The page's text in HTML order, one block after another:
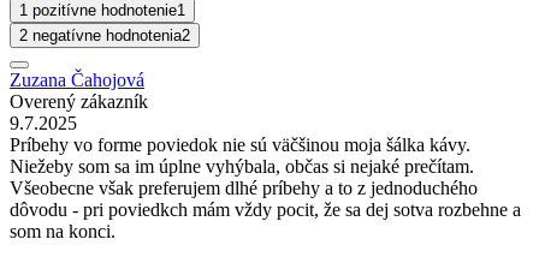
1 pozitívne hodnotenie1
2 negatívne hodnotenia2
Zuzana Čahojová
Overený zákazník
9.7.2025
Príbehy vo forme poviedok nie sú väčšinou moja šálka kávy.
Niežeby som sa im úplne vyhýbala, občas si nejaké prečítam.
Všeobecne však preferujem dlhé príbehy a to z jednoduchého
dôvodu - pri poviedkch mám vždy pocit, že sa dej sotva rozbehne a
som na konci.